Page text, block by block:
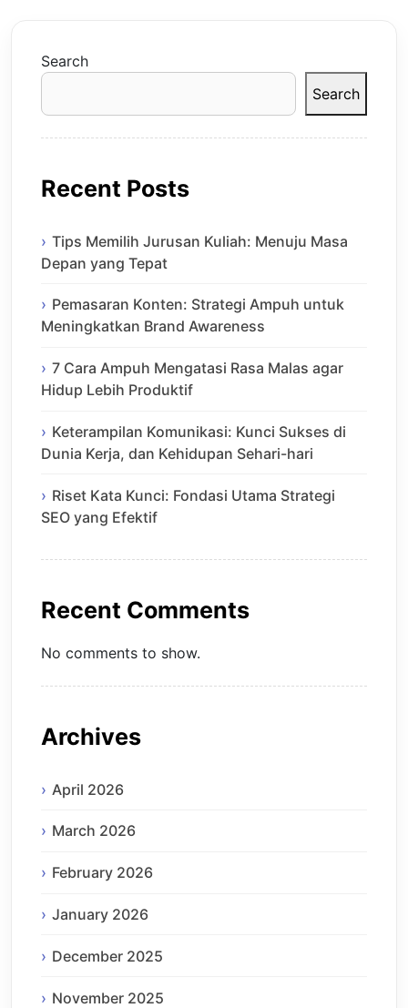
Search
Search
Recent Posts
Tips Memilih Jurusan Kuliah: Menuju Masa
Depan yang Tepat
Pemasaran Konten: Strategi Ampuh untuk
Meningkatkan Brand Awareness
7 Cara Ampuh Mengatasi Rasa Malas agar
Hidup Lebih Produktif
Keterampilan Komunikasi: Kunci Sukses di
Dunia Kerja, dan Kehidupan Sehari-hari
Riset Kata Kunci: Fondasi Utama Strategi
SEO yang Efektif
Recent Comments
No comments to show.
Archives
April 2026
March 2026
February 2026
January 2026
December 2025
November 2025